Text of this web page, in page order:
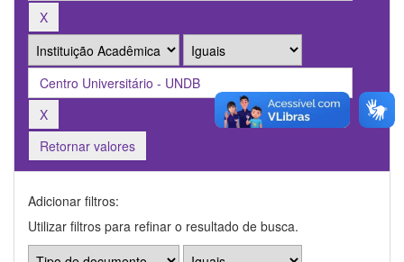
Retornar valores
Adicionar filtros:
Utilizar filtros para refinar o resultado de busca.